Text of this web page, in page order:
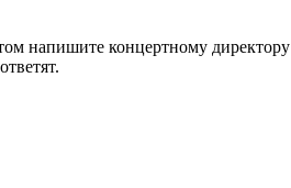
напишите концертному директору